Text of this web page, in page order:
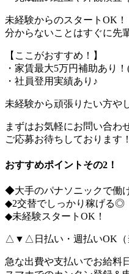
未経験からのスタートOK！
分からないことはすぐに先
【ここがおすすめ！】
・家賃最大5万円補助あり
・社員登用実績あり♪
未経験から頑張りたい方や
まずはお気軽にお問い合わ
ご応募お待ちしております！
おすすめポイントその2！
◆大手のパナソニックで働
◆2交替でしっかり稼げる◎
◆未経験スタートOK！
△▼△日払い・週払いOK
急な出費や支払いでお給料